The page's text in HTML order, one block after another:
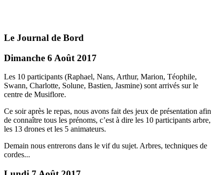
Le Journal de Bord
Dimanche 6 Août 2017
Les 10 participants (Raphael, Nans, Arthur, Marion, Téophile,
Swann, Charlotte, Solune, Bastien, Jasmine) sont arrivés sur le
centre de Musiflore.
Ce soir après le repas, nous avons fait des jeux de présentation afin
de connaître tous les prénoms, c’est à dire les 10 participants arbre,
les 13 drones et les 5 animateurs.
Demain nous entrerons dans le vif du sujet. Arbres, techniques de
cordes...